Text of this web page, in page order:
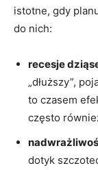
istotne, gdy
do nich:
recesje
„dłuższy”,
to czasem
często
dotyk